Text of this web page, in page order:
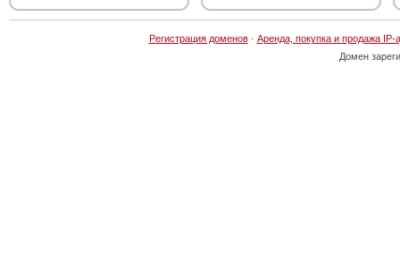
Регистрация доменов· Аренда, покупка и продажа IP-
Домен